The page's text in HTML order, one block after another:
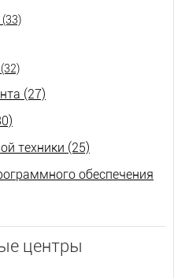
(33)
(27)
техники (25)
обеспечения
центры